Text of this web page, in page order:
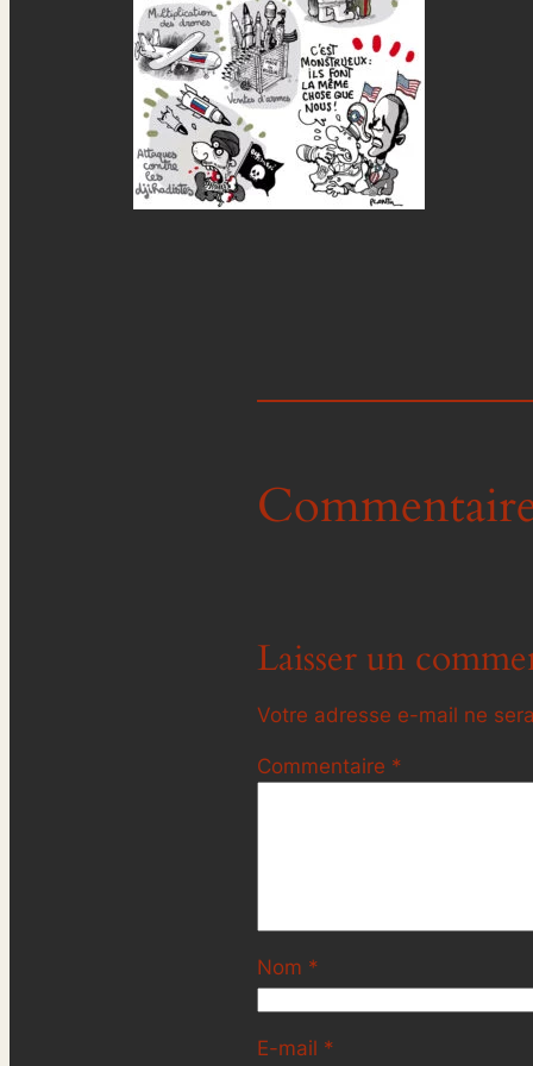
Laisser un
Votre adresse e-mail ne
Commentaire *
Nom *
E-mail *